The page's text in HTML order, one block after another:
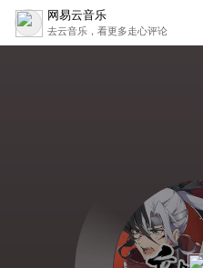
网易云音乐
去云音乐，看更多走心评论